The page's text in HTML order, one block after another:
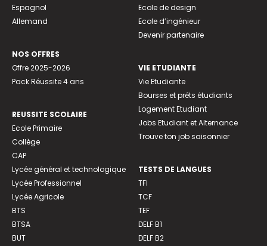
Espagnol
Allemand
NOS OFFRES
Offre 2025-2026
Pack Réussite 4 ans
REUSSITE SCOLAIRE
Ecole Primaire
Collège
CAP
Lycée général et technologique
Lycée Professionnel
Lycée Agricole
BTS
BTSA
BUT
Ecole de design
Ecole d’ingénieur
Devenir partenaire
VIE ETUDIANTE
Vie Etudiante
Bourses et prêts étudiants
Logement Etudiant
Jobs Etudiant et Alternance
Trouve ton job saisonnier
TESTS DE LANGUES
TFI
TCF
TEF
DELF B1
DELF B2